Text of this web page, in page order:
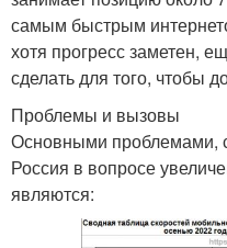
самым быстрым
хотя прогресс заметен,
сделать для того, чтобы
Проблемы и вызовы
Основными проблемами,
Россия в вопросе
являются: